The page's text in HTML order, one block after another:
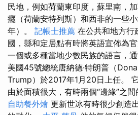
民地，例如荷蘭東印度，蘇里南，
癮（荷蘭安特列斯）和西非的一些
年）。 記帳士推薦 在公共和地方行
國，縣和定居點有時將英語宣佈為
一個或多種當地少數民族的語言，
美國45號總統唐納德·特朗普（
Trump）於2017年1月20日上任。
由於面積很大，有時兩個“邊緣”之間
自助餐外燴 更新世冰有時很少創造